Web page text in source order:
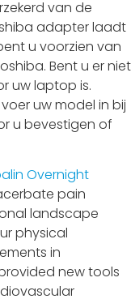
van de
adapter laadt
u voorzien van
Bent u er niet
uw laptop is.
uw model in bij
u bevestigen of
Overnight
pain
landscape
physical
in
new tools